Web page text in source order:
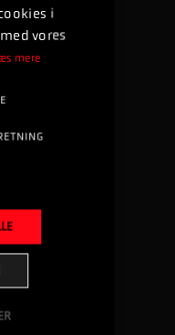
i
vores
mere